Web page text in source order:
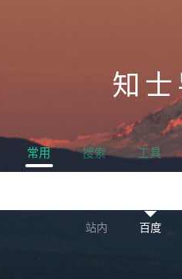
知
常用 搜索 工具
站内 百度